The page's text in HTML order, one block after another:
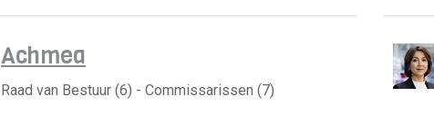
Achmea
Raad van Bestuur (6) - Commissarissen (7)